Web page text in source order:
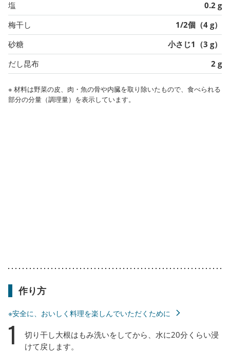
塩
0.2 g
梅干し
1/2個（4 g）
砂糖
小さじ1（3 g）
だし昆布
2 g
※ 材料は野菜の皮、肉・魚の骨や内臓を取り除いたもので、食べられる
部分の分量（調理量）を表示しています。
作り方
※安全に、おいしく料理を楽しんでいただくために
1
切り干し大根はもみ洗いをしてから、水に20分くらい浸
けて戻します。